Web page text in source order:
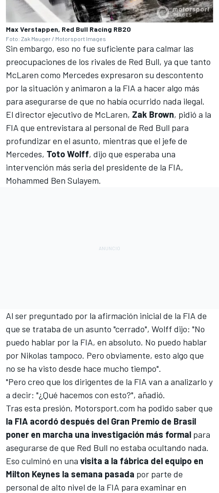
Max Verstappen, Red Bull Racing RB20
Foto: Zak Mauger / Motorsport Images
Sin embargo, eso no fue suficiente para calmar las
preocupaciones de los rivales de Red Bull, ya que tanto
McLaren como Mercedes expresaron su descontento
por la situación y animaron a la FIA a hacer algo más
para asegurarse de que no había ocurrido nada ilegal.
El director ejecutivo de McLaren, Zak Brown, pidió a la
FIA que entrevistara al personal de Red Bull para
profundizar en el asunto, mientras que el jefe de
Mercedes, Toto Wolff, dijo que esperaba una
intervención más seria del presidente de la FIA,
Mohammed Ben Sulayem.
Al ser preguntado por la afirmación inicial de la FIA de
que se trataba de un asunto "cerrado", Wolff dijo: "No
puedo hablar por la FIA, en absoluto. No puedo hablar
por Nikolas tampoco. Pero obviamente, esto algo que
no se ha visto desde hace mucho tiempo".
"Pero creo que los dirigentes de la FIA van a analizarlo y
a decir: "¿Qué hacemos con esto?", añadió.
Tras esta presión, Motorsport.com ha podido saber que
la FIA acordó después del Gran Premio de Brasil
poner en marcha una investigación más formal para
asegurarse de que Red Bull no estaba ocultando nada.
Eso culminó en una visita a la fábrica del equipo en
Milton Keynes la semana pasada por parte de
personal de alto nivel de la FIA para examinar en